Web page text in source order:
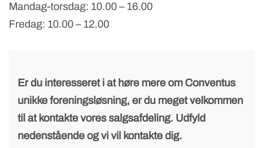
Mandag-torsdag: 10.00 – 16.00
Fredag: 10.00 – 12.00
Er du interesseret i at høre mere om Conventus
unikke foreningsløsning, er du meget velkommen
til at kontakte vores salgsafdeling. Udfyld
nedenstående og vi vil kontakte dig.